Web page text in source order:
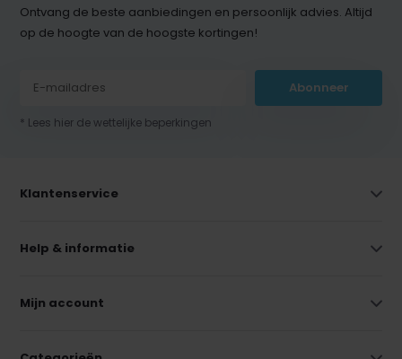
Ontvang de beste aanbiedingen en persoonlijk advies. Altijd
op de hoogte van de hoogste kortingen!
Abonneer
* Lees hier de wettelijke beperkingen
Klantenservice
Help & informatie
Mijn account